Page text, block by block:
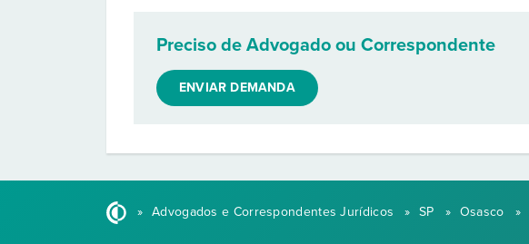
Preciso de Advogado ou Correspondente
ENVIAR DEMANDA
» Advogados e Correspondentes Jurídicos » SP » Osasco »